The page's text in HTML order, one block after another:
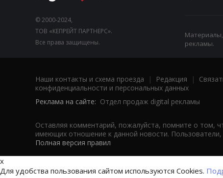
© 2000-2024,
ТОВ «КЕПРЕЙТ ПАРТНЕРС».
Все права защищены.
рекламы.
Наши контакты и схема проезда | Редакция |
конфиденциальности и персональных данных
Реклама на сайте: Отдел продаж digital рекламы
Оставляя комментарий, пожалуйста, помните о том,
имеющих отношение к данной новости.
Полная версия правил
x
Для удобства пользования сайтом используются Cookies.